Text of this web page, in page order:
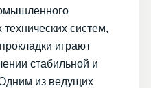
систем,
играют
стабильной и
из ведущих